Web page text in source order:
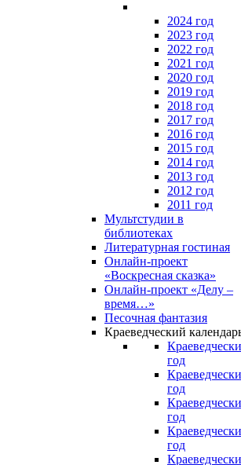
2024 год
2023 год
2022 год
2021 год
2020 год
2019 год
2018 год
2017 год
2016 год
2015 год
2014 год
2013 год
2012 год
2011 год
Мультстудии в
библиотеках
Литературная гостиная
Онлайн-проект
«Воскресная сказка»
Онлайн-проект «Делу –
время…»
Песочная фантазия
Краеведческий
год
год
год
год